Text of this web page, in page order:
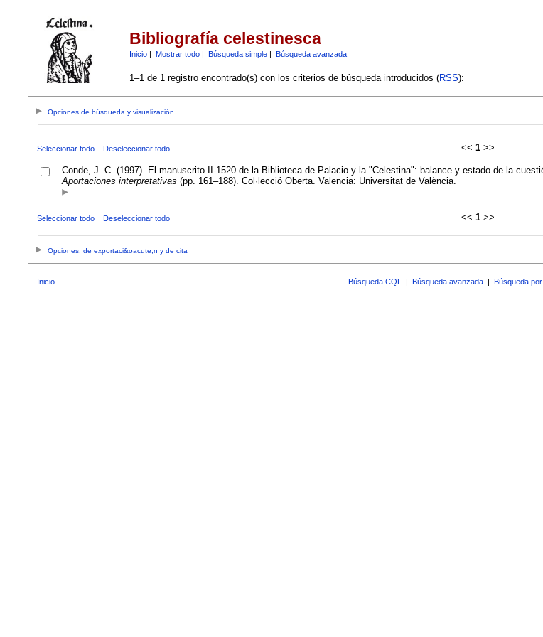
Bibliografía celestinesca
Inicio| Mostrar todo| Búsqueda simple| Búsqueda avanzada
1–1 de 1 registro encontrado(s) con los criterios de búsqueda introducidos (RSS):
Opciones de búsqueda y visualización
Seleccionar todo Deseleccionar todo << 1>>
Conde, J. C. (1997). El manuscrito II-1520 de la Biblioteca de Palacio y la "Celestina": balance y estado de la
Aportaciones interpretativas (pp. 161–188). Col·lecció Oberta. Valencia: Universitat de València.
Seleccionar todo Deseleccionar todo << 1>>
Opciones, de exportaci&oacute;n y de cita
Inicio Búsqueda CQL | Búsqueda avanzada | Búsqueda